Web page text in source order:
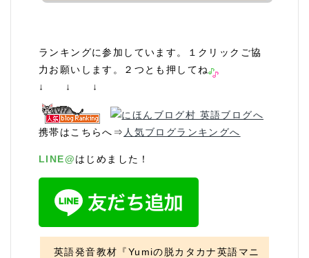
ランキングに参加しています。１クリックご協
力お願いします。２つとも押してね
↓ ↓ ↓
携帯はこちらへ⇒ 人気ブログランキングへ
LINE@はじめました！
英語発音教材『Yumiの脱カタカナ英語マニ